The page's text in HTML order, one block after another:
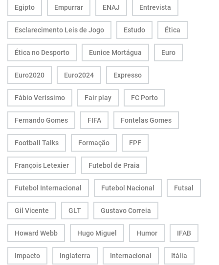
Egipto Empurrar ENAJ Entrevista
Esclarecimento Leis de Jogo Estudo Ética
Ética no Desporto Eunice Mortágua Euro
Euro2020 Euro2024 Expresso
Fábio Veríssimo Fair play FC Porto
Fernando Gomes FIFA Fontelas Gomes
Football Talks Formação FPF
François Letexier Futebol de Praia
Futebol Internacional Futebol Nacional Futsal
Gil Vicente GLT Gustavo Correia
Howard Webb Hugo Miguel Humor IFAB
Impacto Inglaterra Internacional Itália